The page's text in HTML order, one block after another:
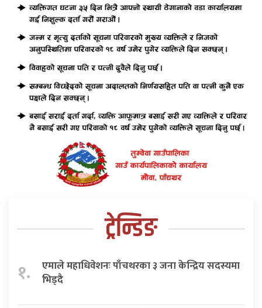
ट्रेन्डिङ
१.
एमाले महाधिवेशनः पाँचथरका ३ जना केन्द्रिय सदस्यमा
भिड्दै